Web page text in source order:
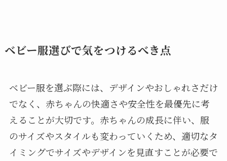
ベビー服選びで気をつけるべき点
ベビー服を選ぶ際には、デザインやおしゃれさだけ
でなく、赤ちゃんの快適さや安全性を最優先に考
えることが大切です。赤ちゃんの成長に伴い、服
のサイズやスタイルも変わっていくため、適切なタ
イミングでサイズやデザインを見直すことが必要で